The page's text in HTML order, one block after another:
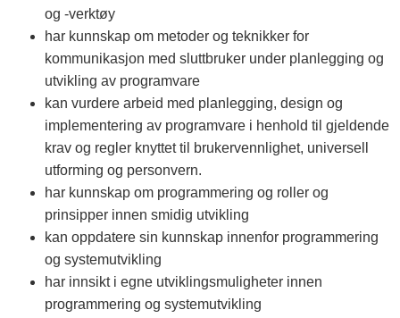
og -verktøy
har kunnskap om metoder og teknikker for
kommunikasjon med sluttbruker under planlegging og
utvikling av programvare
kan vurdere arbeid med planlegging, design og
implementering av programvare i henhold til gjeldende
krav og regler knyttet til brukervennlighet, universell
utforming og personvern.
har kunnskap om programmering og roller og
prinsipper innen smidig utvikling
kan oppdatere sin kunnskap innenfor programmering
og systemutvikling
har innsikt i egne utviklingsmuligheter innen
programmering og systemutvikling